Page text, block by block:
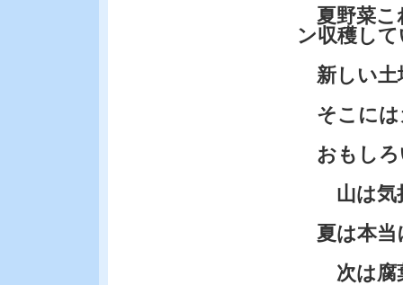
夏野菜こ
ン収穫し
新しい土
そこには
おもしろ
山は気
夏は本当
次は腐